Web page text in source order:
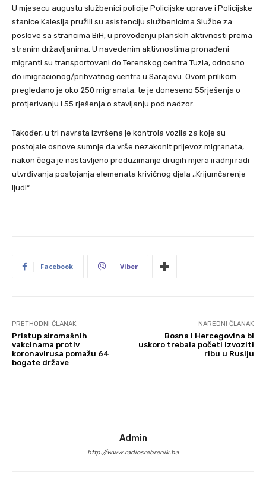
U mjesecu augustu službenici policije Policijske uprave i Policijske
stanice Kalesija pružili su asistenciju službenicima Službe za
poslove sa strancima BiH, u provođenju planskih aktivnosti prema
stranim državljanima. U navedenim aktivnostima pronađeni
migranti su transportovani do Terenskog centra Tuzla, odnosno
do imigracionog/prihvatnog centra u Sarajevu. Ovom prilikom
pregledano je oko 250 migranata, te je doneseno 55rješenja o
protjerivanju i 55 rješenja o stavljanju pod nadzor.
Također, u tri navrata izvršena je kontrola vozila za koje su
postojale osnove sumnje da vrše nezakonit prijevoz migranata,
nakon čega je nastavljeno preduzimanje drugih mjera iradnji radi
utvrđivanja postojanja elemenata krivičnog djela ,,Krijumčarenje
ljudi“.
Facebook Viber
PRETHODNI ČLANAK
Pristup siromašnih
vakcinama protiv
koronavirusa pomažu 64
bogate države
NAREDNI ČLANAK
Bosna i Hercegovina bi
uskoro trebala početi izvoziti
ribu u Rusiju
Admin
http://www.radiosrebrenik.ba